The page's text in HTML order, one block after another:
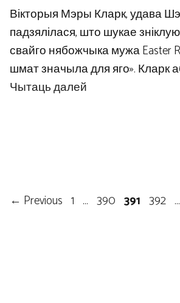
Вікторыя Мэры Кларк, удава
падзялілася, што шукае
свайго нябожчыка мужа Easter
шмат значыла для яго». Кларк
Чытаць далей
← Previous Page
1 … Page
390 Page
391 Page
392 …